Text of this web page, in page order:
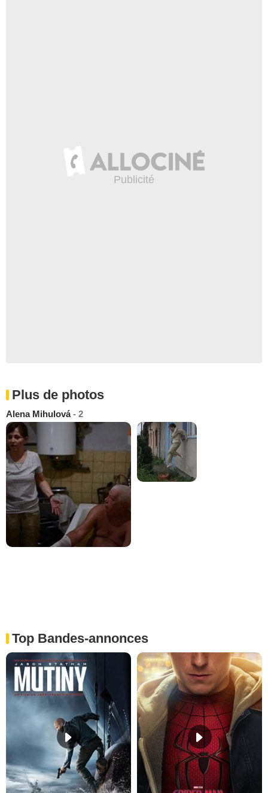
Plus de photos
Alena Mihulová- 2
Top Bandes-annonces